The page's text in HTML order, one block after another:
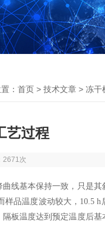
： 首页 > 技术文章 > 冻干
艺过程
2671次
线基本保持一致，只是其
品温度波动较大，10.5 h
板温度达到预定温度后